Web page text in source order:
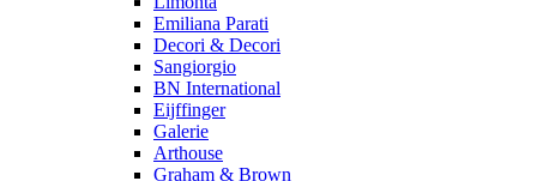
Emiliana Parati
Decori & Decori
Sangiorgio
BN International
Eijffinger
Galerie
Arthouse
Graham & Brown